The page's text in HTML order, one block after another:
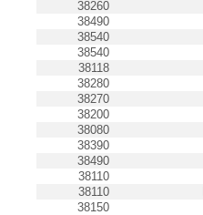
38260
38490
38540
38540
38118
38280
38270
38200
38080
38390
38490
38110
38110
38150